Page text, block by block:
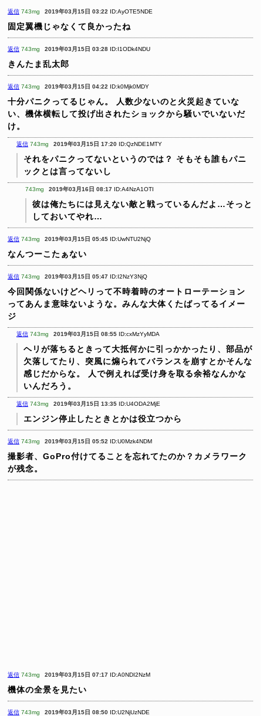
返信 743mg 2019年03月15日 03:22 ID:AyOTE5NDE
固定翼機じゃなくて良かったね
返信 743mg 2019年03月15日 03:28 ID:I1ODk4NDU
きんたま乱太郎
返信 743mg 2019年03月15日 04:22 ID:k0Mjk0MDY
十分パニクってるじゃん。
人数少ないのと火災起きていな
い、機体横転して投げ出されたショックから騒いでいないだ
け。
返信 743mg 2019年03月15日 17:20 ID:QzNDE1MTY
それをパニクってないというのでは？
そもそも誰もパニ
ックとは言ってないし
743mg 2019年03月16日 08:17 ID:A4NzA1OTI
彼は俺たちには見えない敵と戦っているんだよ…そっと
しておいてやれ…
返信 743mg 2019年03月15日 05:45 ID:UwNTU2NjQ
なんつーこたぁない
返信 743mg 2019年03月15日 05:47 ID:I2NzY3NjQ
今回関係ないけどヘリって不時着時のオートローテーション
ってあんま意味ないような。みんな大体くたばってるイメー
ジ
返信 743mg 2019年03月15日 08:55 ID:cxMzYyMDA
ヘリが落ちるときって大抵何かに引っかかったり、部品が
欠落してたり、突風に煽られてバランスを崩すとかそんな
感じだからな。
人で例えれば受け身を取る余裕なんかな
いんだろう。
返信 743mg 2019年03月15日 13:35 ID:U4ODA2MjE
エンジン停止したときとかは役立つから
返信 743mg 2019年03月15日 05:52 ID:U0Mzk4NDM
撮影者、GoPro付けてることを忘れてたのか？カメラワーク
が残念。
返信 743mg 2019年03月15日 07:17 ID:A0NDI2NzM
機体の全景を見たい
返信 743mg 2019年03月15日 08:50 ID:U2NjUzNDE